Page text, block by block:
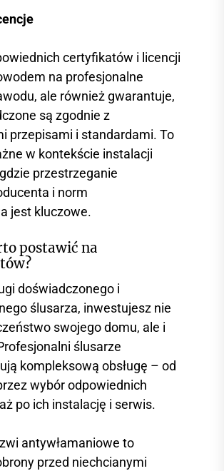
certyfikatów i licencji
na profesjonalne
ale również gwarantuje,
są zgodnie z
przepisami i standardami. To
w kontekście instalacji
przestrzeganie
i norm
jest kluczowe.
postawić na
doświadczonego i
ślusarza, inwestujesz nie
swojego domu, ale i
ślusarze
kompleksową obsługę – od
wybór odpowiednich
po ich instalację i serwis.
antywłamaniowe to
przed niechcianymi